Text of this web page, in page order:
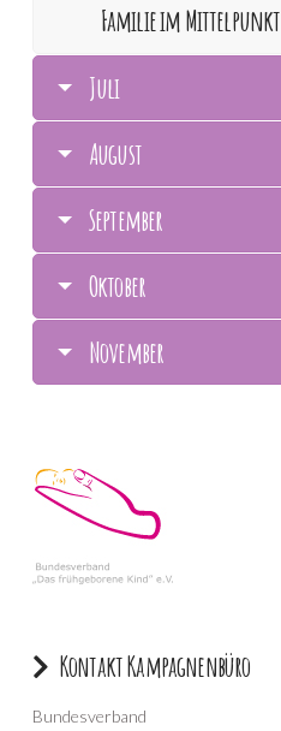
Familie im Mittelpunkt
Juli
August
September
Oktober
November
Kontakt Kampagnenbüro
Bundesverband